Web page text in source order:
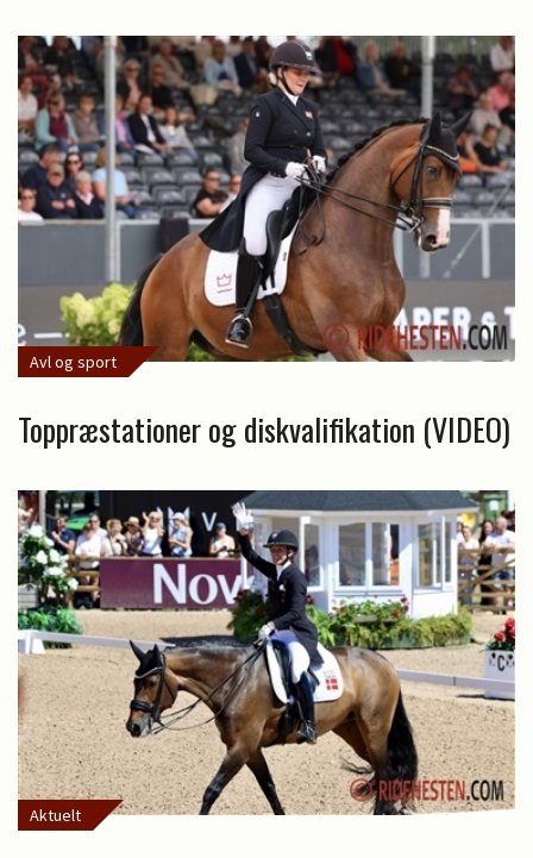
Avl og sport
Toppræstationer og diskvalifikation (VIDEO)
Aktuelt